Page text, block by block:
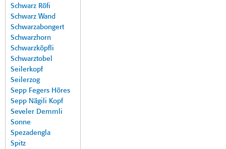
Schwarz Röfi
Schwarz Wand
Schwarzabongert
Schwarzhorn
Schwarzköpfli
Schwarztobel
Seilerkopf
Seilerzog
Sepp Fegers Höres
Sepp Nägili Kopf
Seveler Demmli
Sonne
Spezadengla
Spitz